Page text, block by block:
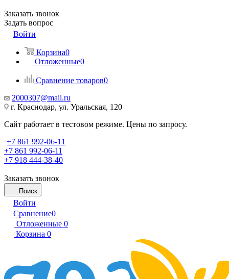
Заказать звонок
Задать вопрос
Войти
Корзина0
Отложенные0
Сравнение товаров0
2000307@mail.ru
г. Краснодар, ул. Уральская, 120
Сайт работает в тестовом режиме. Цены по запросу.
+7 861 992-06-11
+7 861 992-06-11
+7 918 444-38-40
Заказать звонок
Поиск
Войти
Сравнение0
Отложенные 0
Корзина 0